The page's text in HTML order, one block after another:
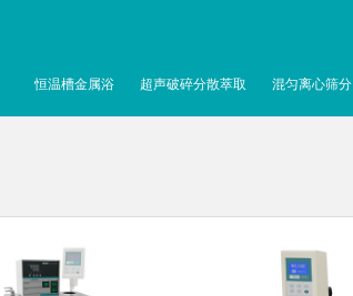
恒温槽金属浴 超声破碎分散萃取 混匀离心筛分